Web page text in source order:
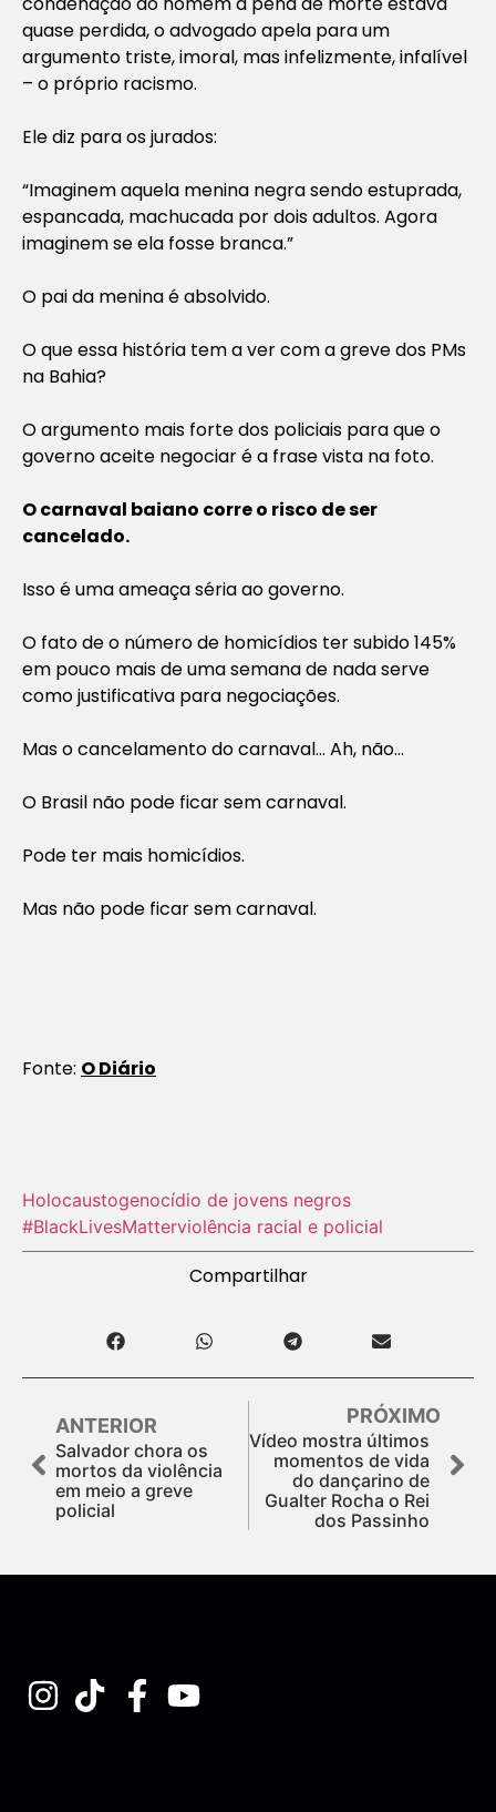
quase perdida, o advogado apela para um
argumento triste, imoral, mas infelizmente, infalível
– o próprio racismo.
Ele diz para os jurados:
“Imaginem aquela menina negra sendo estuprada,
espancada, machucada por dois adultos. Agora
imaginem se ela fosse branca.”
O pai da menina é absolvido.
O que essa história tem a ver com a greve dos PMs
na Bahia?
O argumento mais forte dos policiais para que o
governo aceite negociar é a frase vista na foto.
O carnaval baiano corre o risco de ser
cancelado.
Isso é uma ameaça séria ao governo.
O fato de o número de homicídios ter subido 145%
em pouco mais de uma semana de nada serve
como justificativa para negociações.
Mas o cancelamento do carnaval… Ah, não…
O Brasil não pode ficar sem carnaval.
Pode ter mais homicídios.
Mas não pode ficar sem carnaval.
Fonte: O Diário
Holocausto‬genocídio de jovens negros
#BlackLivesMatterviolência racial e policial
Compartilhar
ANTERIOR
Salvador chora os
mortos da violência
em meio a greve
policial
PRÓXIMO
Vídeo mostra últimos
momentos de vida
do dançarino de
Gualter Rocha o Rei
dos Passinho